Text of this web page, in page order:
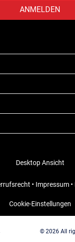
ANMELDEN
Desktop Ansicht
• Impressum •
Cookie-Einstellungen
© 2026 All